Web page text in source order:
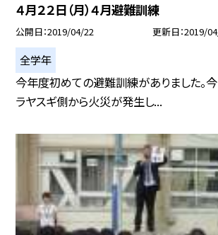
４月２２日（月）４月避難訓練
公開日 2019/04/22 更新日 2019/
全学年
今年度初めての避難訓練がありました。
ラヤスギ側から火災が発生し...